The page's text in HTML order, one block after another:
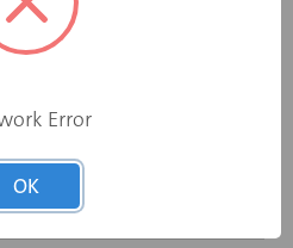
belangrijker: het zorgt voor
Error
OK